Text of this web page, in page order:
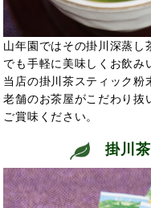
山年園ではその掛川深蒸し
でも手軽に美味しくお飲み
当店の掛川茶スティック粉
老舗のお茶屋がこだわり抜
ご賞味ください。
掛川